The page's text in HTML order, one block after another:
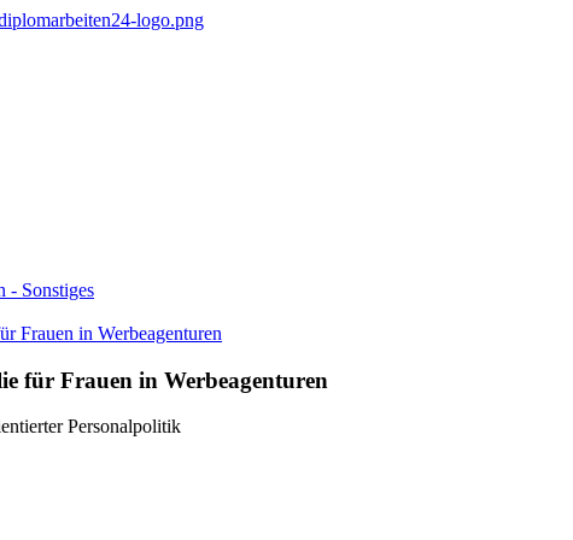
- Sonstiges
für Frauen in Werbeagenturen
Personalpolitik